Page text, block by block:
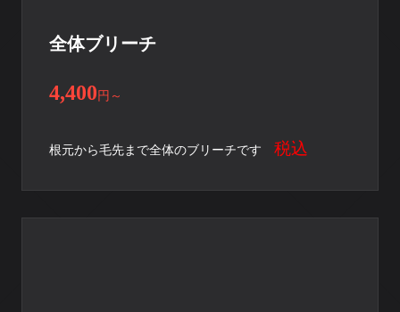
全体ブリーチ
4,400 円 ～
根元から毛先まで全体のブリーチです 税込